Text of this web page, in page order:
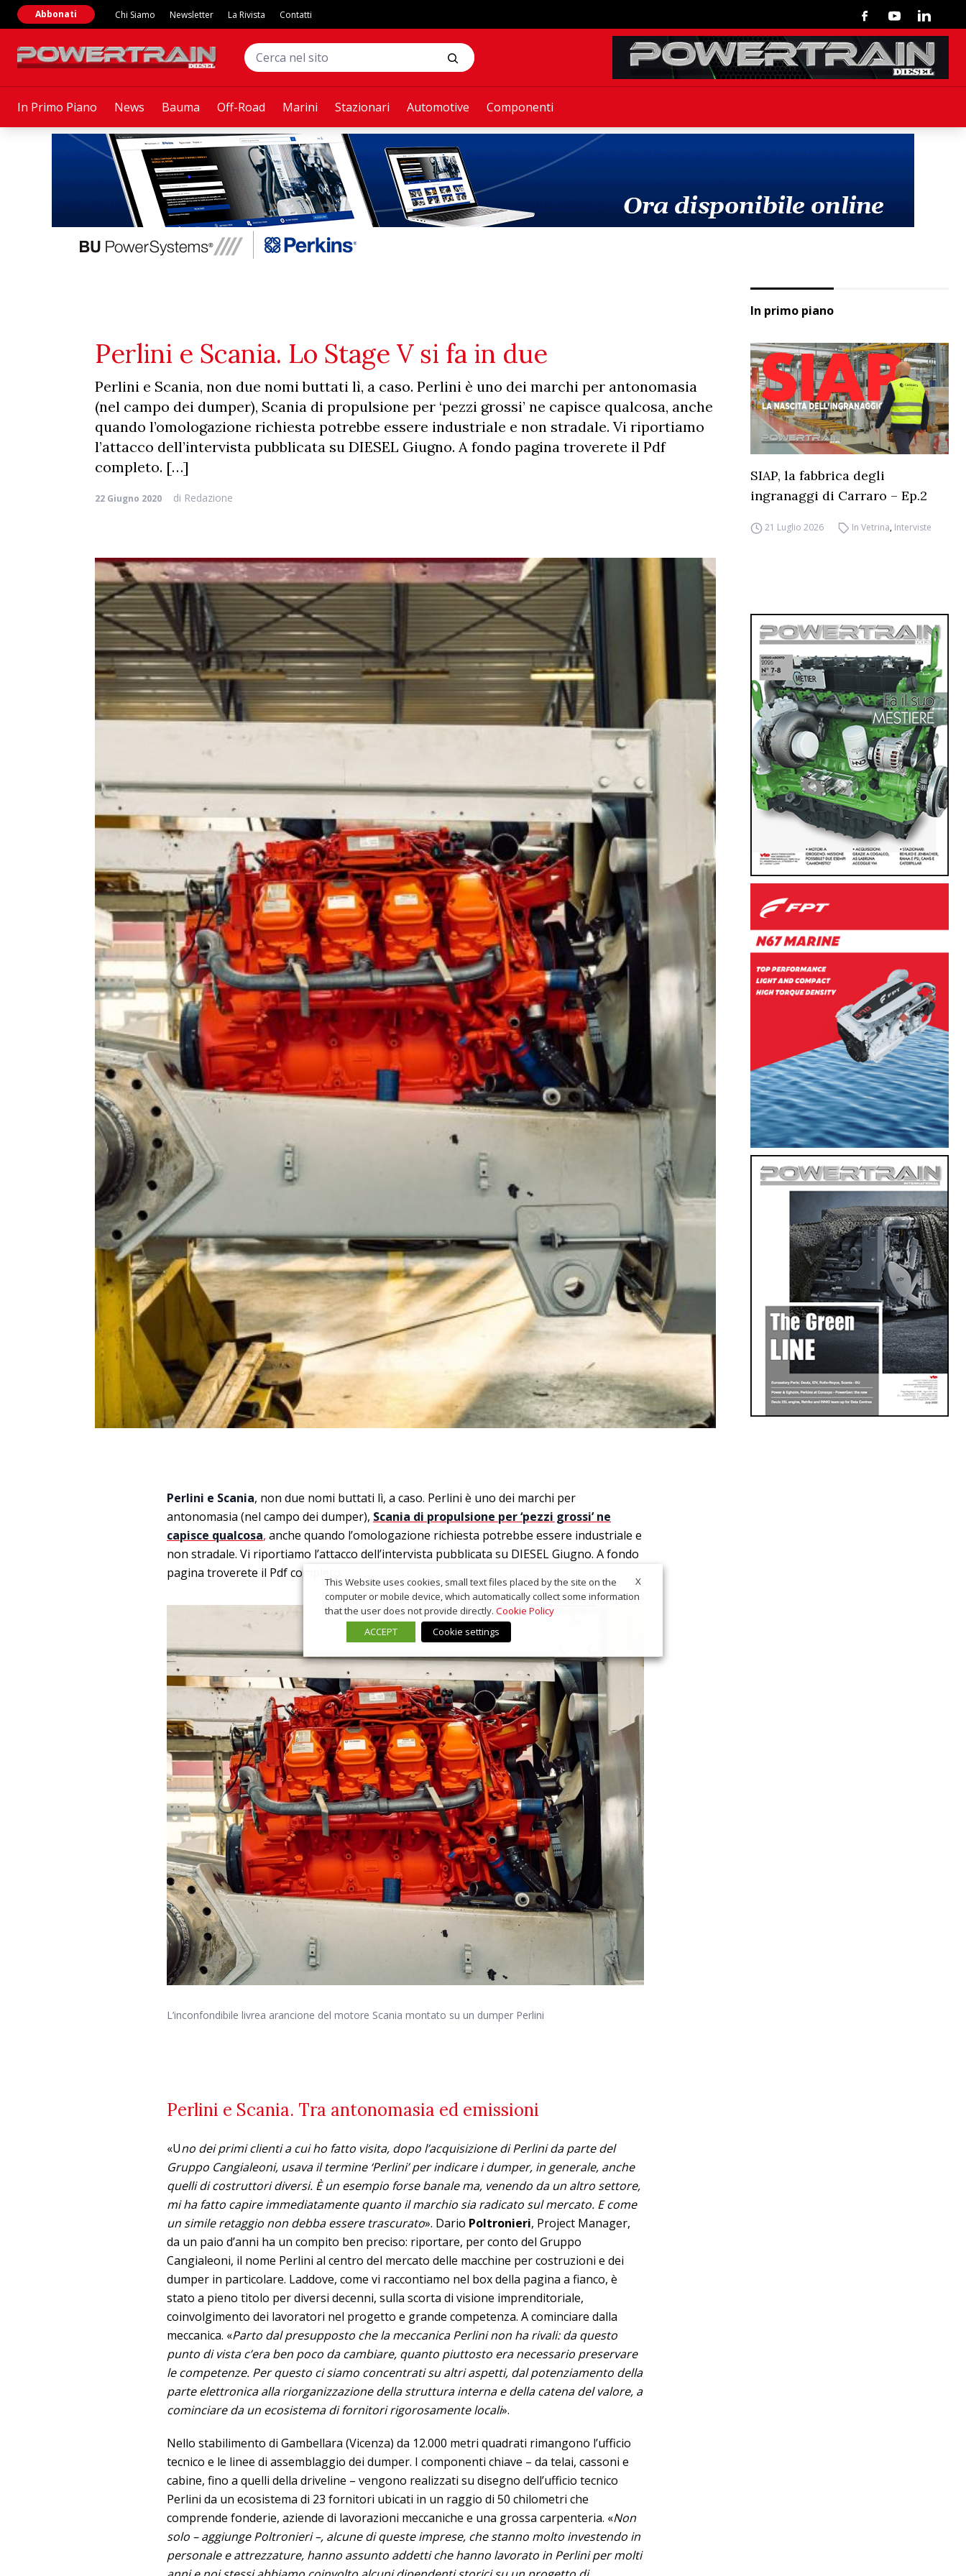
In Primo Piano News Bauma Off-Road Marini Stazionari Automotive Componenti
Abbonati Chi Siamo Newsletter La Rivista Contatti FacebookYoutubeLinkedin
Perlini e Scania. Lo Stage V si fa in due
Perlini e Scania, non due nomi buttati lì, a caso. Perlini è uno dei marchi per antonomasia
(nel campo dei dumper), Scania di propulsione per ‘pezzi grossi’ ne capisce qualcosa, anche
quando l’omologazione richiesta potrebbe essere industriale e non stradale. Vi riportiamo
l’attacco dell’intervista pubblicata su DIESEL Giugno. A fondo pagina troverete il Pdf
completo. […]
22 Giugno 2020 di Redazione
Perlini e Scania, non due nomi buttati lì, a caso. Perlini è uno dei marchi per
antonomasia (nel campo dei dumper), Scania di propulsione per ‘pezzi grossi’ ne
capisce qualcosa, anche quando l’omologazione richiesta potrebbe essere industriale e
non stradale. Vi riportiamo l’attacco dell’intervista pubblicata su DIESEL Giugno. A fondo
pagina troverete il Pdf completo.
L’inconfondibile livrea arancione del motore Scania montato su un dumper Perlini
Perlini e Scania. Tra antonomasia ed emissioni
«Uno dei primi clienti a cui ho fatto visita, dopo l’acquisizione di Perlini da parte del
Gruppo Cangialeoni, usava il termine ‘Perlini’ per indicare i dumper, in generale, anche
quelli di costruttori diversi. È un esempio forse banale ma, venendo da un altro settore,
mi ha fatto capire immediatamente quanto il marchio sia radicato sul mercato. E come
un simile retaggio non debba essere trascurato». Dario Poltronieri, Project Manager,
da un paio d’anni ha un compito ben preciso: riportare, per conto del Gruppo
Cangialeoni, il nome Perlini al centro del mercato delle macchine per costruzioni e dei
dumper in particolare. Laddove, come vi raccontiamo nel box della pagina a fianco, è
stato a pieno titolo per diversi decenni, sulla scorta di visione imprenditoriale,
coinvolgimento dei lavoratori nel progetto e grande competenza. A cominciare dalla
meccanica. «Parto dal presupposto che la meccanica Perlini non ha rivali: da questo
punto di vista c’era ben poco da cambiare, quanto piuttosto era necessario preservare
le competenze. Per questo ci siamo concentrati su altri aspetti, dal potenziamento della
parte elettronica alla riorganizzazione della struttura interna e della catena del valore, a
cominciare da un ecosistema di fornitori rigorosamente locali».
Nello stabilimento di Gambellara (Vicenza) da 12.000 metri quadrati rimangono l’ufficio
tecnico e le linee di assemblaggio dei dumper. I componenti chiave – da telai, cassoni e
cabine, fino a quelli della driveline – vengono realizzati su disegno dell’ufficio tecnico
Perlini da un ecosistema di 23 fornitori ubicati in un raggio di 50 chilometri che
comprende fonderie, aziende di lavorazioni meccaniche e una grossa carpenteria. «Non
solo – aggiunge Poltronieri –, alcune di queste imprese, che stanno molto investendo in
personale e attrezzature, hanno assunto addetti che hanno lavorato in Perlini per molti
In primo piano
SIAP, la fabbrica degli
ingranaggi di Carraro – Ep.2
21 Luglio 2026 In Vetrina, Interviste
X
This Website uses cookies, small text files placed by the site on the
computer or mobile device, which automatically collect some information
that the user does not provide directly. Cookie Policy
ACCEPT
Cookie settings